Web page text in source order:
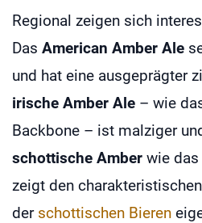
Regional zeigen sich
Das American Amber Ale
und hat eine ausgeprägter
irische Amber Ale – wie
Backbone – ist malziger
schottische Amber wie das
zeigt den
der schottischen Bieren